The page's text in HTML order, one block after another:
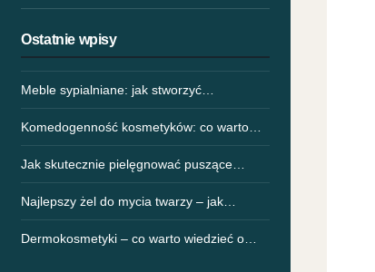
Ostatnie wpisy
Meble sypialniane: jak stworzyć…
Komedogenność kosmetyków: co warto…
Jak skutecznie pielęgnować puszące…
Najlepszy żel do mycia twarzy – jak…
Dermokosmetyki – co warto wiedzieć o…